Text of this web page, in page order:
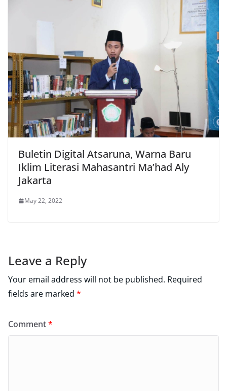
Buletin Digital Atsaruna, Warna Baru
Iklim Literasi Mahasantri Ma’had Aly
Jakarta
May 22, 2022
Leave a Reply
Your email address will not be published. Required
fields are marked *
Comment*